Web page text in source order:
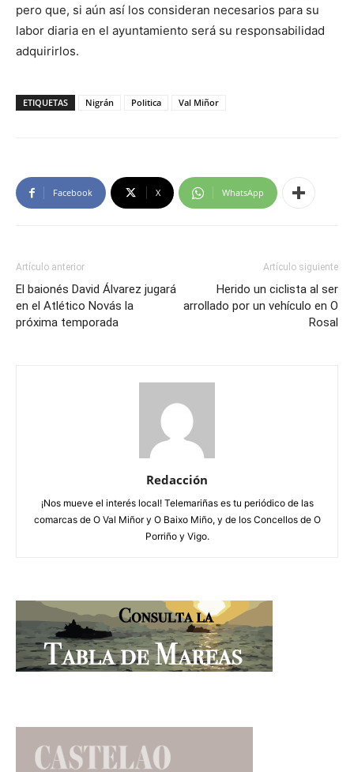
pero que, si aún así los consideran necesarios para su
labor diaria en el ayuntamiento será su responsabilidad
adquirirlos.
ETIQUETAS Nigrán Politica Val Miñor
Facebook X WhatsApp
Artículo anterior
El baionés David Álvarez jugará
en el Atlético Novás la
próxima temporada
Artículo siguiente
Herido un ciclista al ser
arrollado por un vehículo en O
Rosal
Redacción
¡Nos mueve el interés local! Telemariñas es tu periódico de las
comarcas de O Val Miñor y O Baixo Miño, y de los Concellos de O
Porriño y Vigo.